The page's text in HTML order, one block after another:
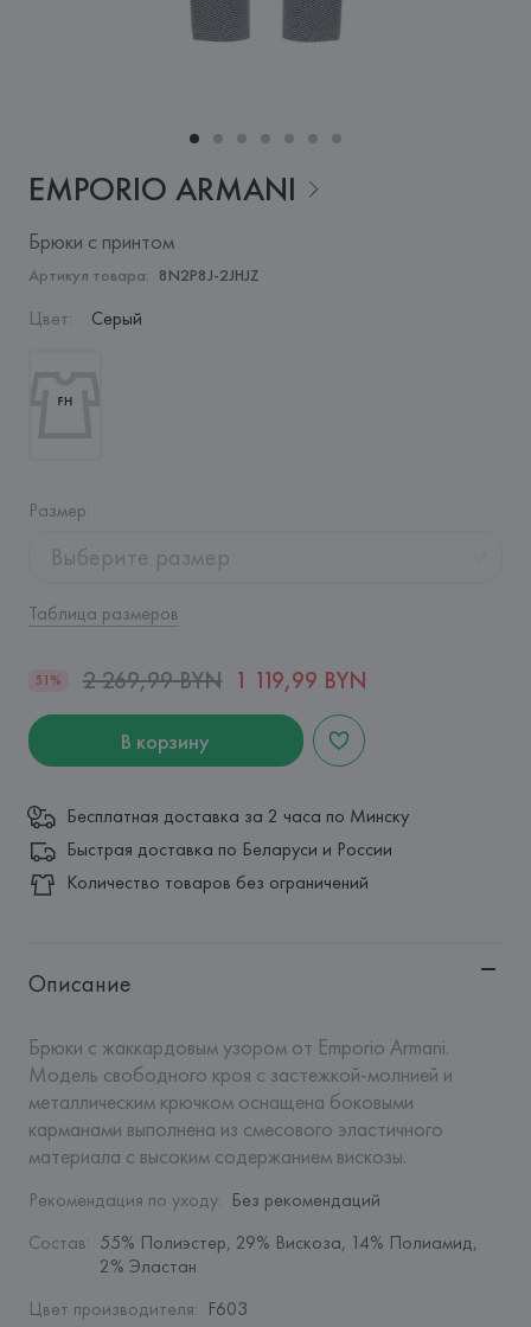
EMPORIO ARMANI
Брюки с принтом
Артикул товара: 8N2P8J-2JHJZ
Цвет: Серый
Размер:
Выберите размер
Таблица размеров
51% 2 269,99 BYN 1 119,99 BYN
В корзину
Бесплатная доставка за 2 часа по Минску
Быстрая доставка по Беларуси и России
Количество товаров без ограничений
Описание
Брюки с жаккардовым узором от Emporio Armani.
Модель свободного кроя с застежкой-молнией и
металлическим крючком оснащена боковыми
карманами выполнена из смесового эластичного
материала с высоким содержанием вискозы.
Рекомендация по уходу: Без рекомендаций
Состав: 55% Полиэстер, 29% Вискоза, 14% Полиамид,
2% Эластан
Цвет производителя: F603